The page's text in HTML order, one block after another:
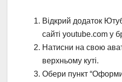
Відкрий додаток
сайті youtube.com у
Натисни на свою
верхньому куті.
Обери пункт